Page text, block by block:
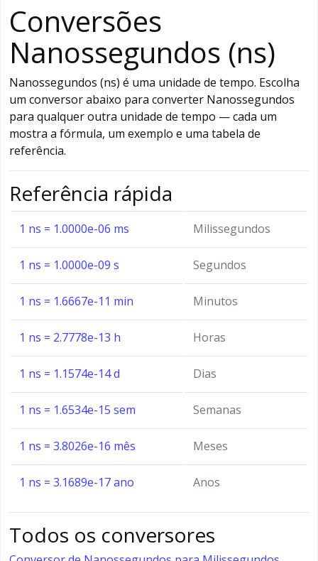
Conversões
Nanossegundos (ns)
Nanossegundos (ns) é uma unidade de tempo. Escolha
um conversor abaixo para converter Nanossegundos
para qualquer outra unidade de tempo — cada um
mostra a fórmula, um exemplo e uma tabela de
referência.
Referência rápida
1 ns = 1.0000e-06 ms Milissegundos
1 ns = 1.0000e-09 s Segundos
1 ns = 1.6667e-11 min Minutos
1 ns = 2.7778e-13 h Horas
1 ns = 1.1574e-14 d Dias
1 ns = 1.6534e-15 sem Semanas
1 ns = 3.8026e-16 mês Meses
1 ns = 3.1689e-17 ano Anos
Todos os conversores